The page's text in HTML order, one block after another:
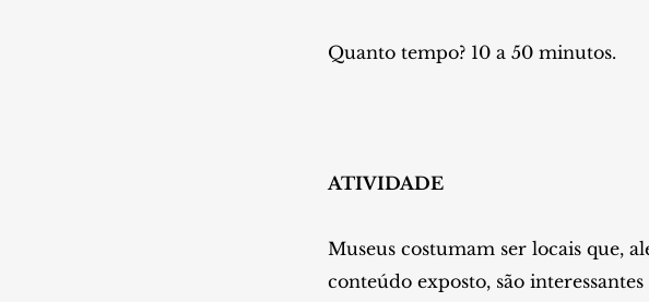
Quanto tempo? 10 a 50 minutos.
ATIVIDADE
Museus costumam ser locais que,
conteúdo exposto, são